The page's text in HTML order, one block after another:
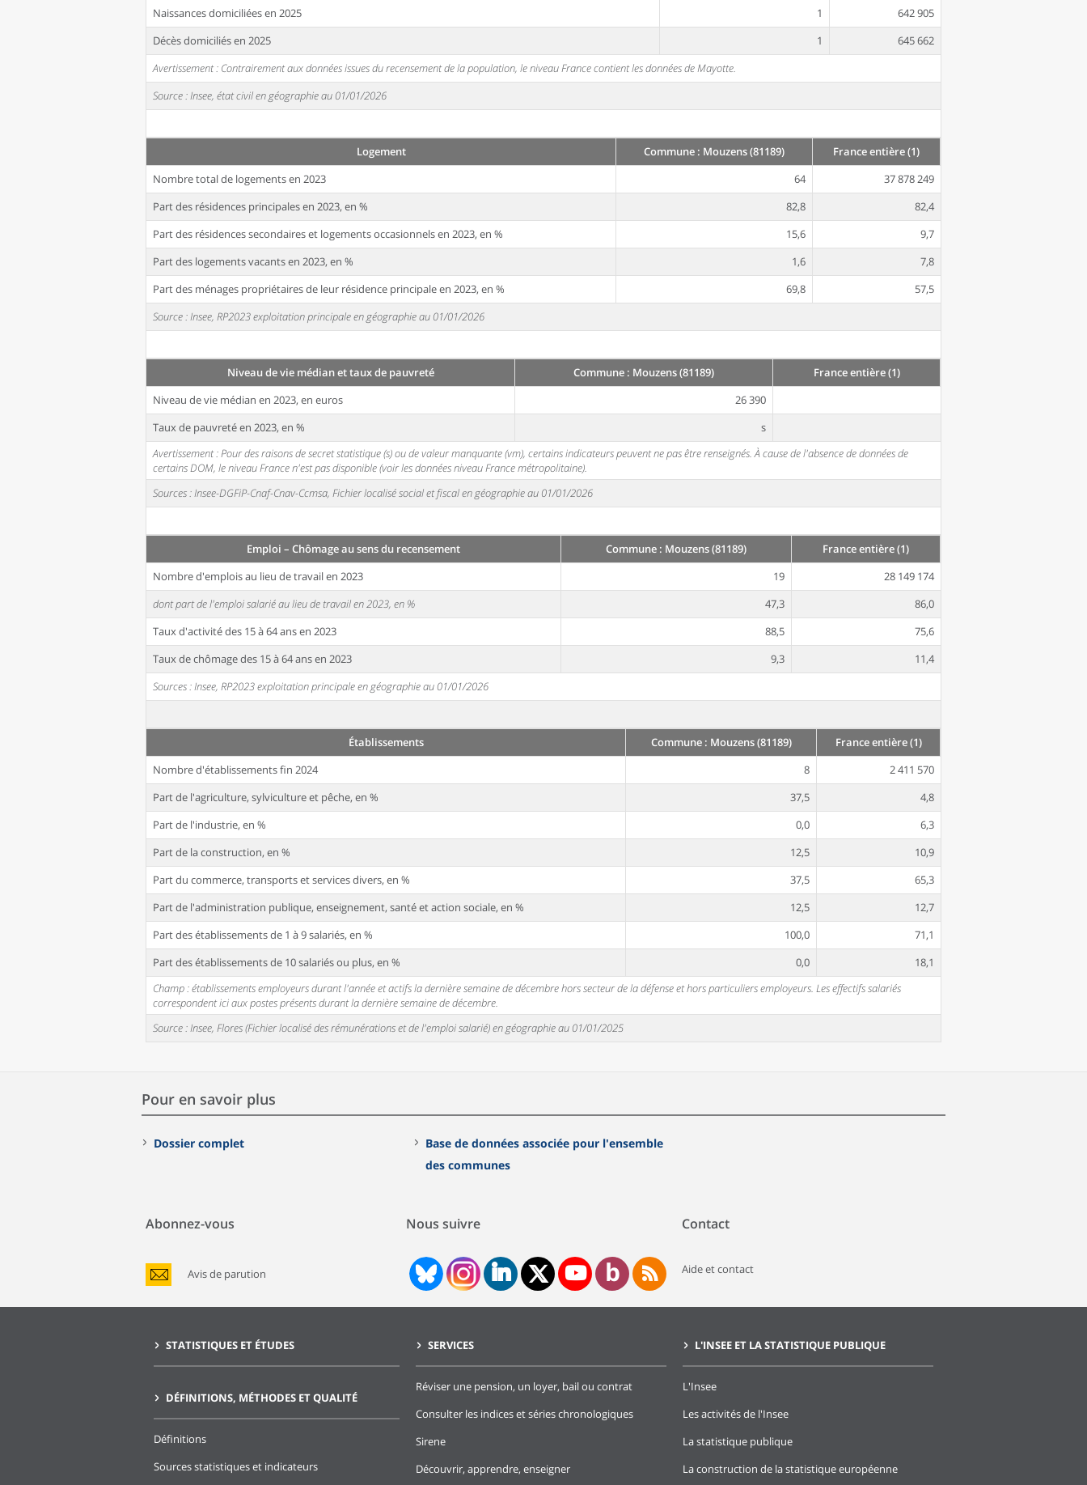
Naissances domiciliées en 2025 1
642 905
Décès domiciliés en 2025
1
645 662
Avertissement : Contrairement aux données issues du recensement de la population, le niveau France contient les données de Mayotte.
Source : Insee, état civil en géographie au 01/01/2026
Logement Commune : Mouzens (81189)
France entière (1)
Nombre total de logements en 2023
64
37 878 249
Part des résidences principales en 2023, en %
82,8
82,4
Part des résidences secondaires et logements occasionnels en 2023, en %
15,6
9,7
Part des logements vacants en 2023, en %
1,6
7,8
Part des ménages propriétaires de leur résidence principale en 2023, en %
69,8
57,5
Source : Insee, RP2023 exploitation principale en géographie au 01/01/2026
Niveau de vie médian et taux de pauvreté Commune : Mouzens (81189)
France entière (1)
Niveau de vie médian en 2023, en euros
26 390
Taux de pauvreté en 2023, en %
s
Avertissement : Pour des raisons de secret statistique (s) ou de valeur manquante (vm), certains indicateurs peuvent ne pas être renseignés. À cause de l'absence de données de
certains DOM, le niveau France n'est pas disponible (voir les données niveau France métropolitaine).
Sources : Insee-DGFiP-Cnaf-Cnav-Ccmsa, Fichier localisé social et fiscal en géographie au 01/01/2026
Emploi – Chômage au sens du recensement Commune : Mouzens (81189)
France entière (1)
Nombre d'emplois au lieu de travail en 2023
19
28 149 174
dont part de l'emploi salarié au lieu de travail en 2023, en %
47,3
86,0
Taux d'activité des 15 à 64 ans en 2023
88,5
75,6
Taux de chômage des 15 à 64 ans en 2023
9,3
11,4
Sources : Insee, RP2023 exploitation principale en géographie au 01/01/2026
Établissements Commune : Mouzens (81189)
France entière (1)
Nombre d'établissements fin 2024
8
2 411 570
Part de l'agriculture, sylviculture et pêche, en %
37,5
4,8
Part de l'industrie, en %
0,0
6,3
Part de la construction, en %
12,5
10,9
Part du commerce, transports et services divers, en %
37,5
65,3
Part de l'administration publique, enseignement, santé et action sociale, en %
12,5
12,7
Part des établissements de 1 à 9 salariés, en %
100,0
71,1
Part des établissements de 10 salariés ou plus, en %
0,0
18,1
Champ : établissements employeurs durant l'année et actifs la dernière semaine de décembre hors secteur de la défense et hors particuliers employeurs. Les effectifs salariés
correspondent ici aux postes présents durant la dernière semaine de décembre.
Source : Insee, Flores (Fichier localisé des rémunérations et de l'emploi salarié) en géographie au 01/01/2025
Pour en savoir plus
Dossier complet
Base de données associée pour l'ensemble
des communes
Abonnez-vous
Avis de parution
Nous suivre Contact
Aide et contact
STATISTIQUES ET ÉTUDES
DÉFINITIONS, MÉTHODES ET QUALITÉ
Définitions
Sources statistiques et indicateurs
SERVICES
Réviser une pension, un loyer, bail ou contrat
Consulter les indices et séries chronologiques
Sirene
Découvrir, apprendre, enseigner
L'INSEE ET LA STATISTIQUE PUBLIQUE
L'Insee
Les activités de l'Insee
La statistique publique
La construction de la statistique européenne